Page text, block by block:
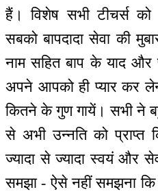
हैं। विशेष सभी टीचर्स
सबको बापदादा सेवा की
नाम सहित बाप के याद और
अपने आपको ही प्यार कर
कितने के गुण गायें। सभी ने
से अभी उन्नति को
ज्यादा से ज्यादा स्वयं और
समझा - ऐसे नहीं समझना कि